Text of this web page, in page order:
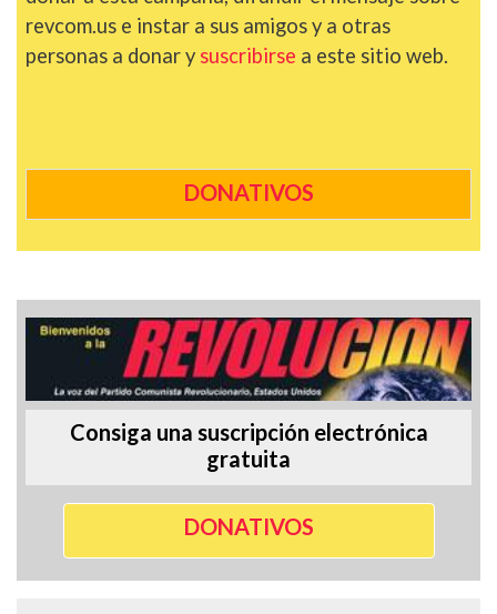
revcom.us e instar a sus amigos y a otras
personas a donar y suscribirse a este sitio web.
DONATIVOS
Consiga una suscripción electrónica
gratuita
DONATIVOS